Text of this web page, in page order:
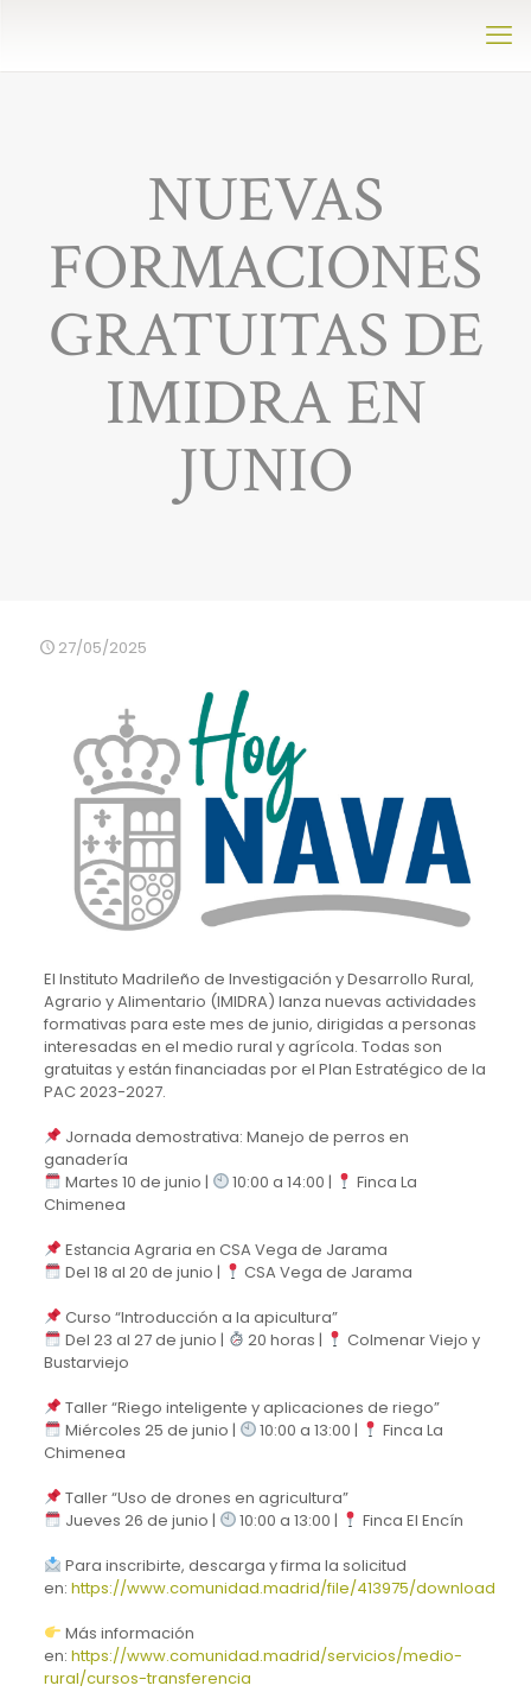
NUEVAS
FORMACIONES
GRATUITAS DE
IMIDRA EN
JUNIO
27/05/2025
El Instituto Madrileño de Investigación y Desarrollo Rural,
Agrario y Alimentario (IMIDRA) lanza nuevas actividades
formativas para este mes de junio, dirigidas a personas
interesadas en el medio rural y agrícola. Todas son
gratuitas y están financiadas por el Plan Estratégico de la
PAC 2023-2027.
Jornada demostrativa: Manejo de perros en
ganadería
Martes 10 de junio |
10:00 a 14:00 |
Finca La
Chimenea
Estancia Agraria en CSA Vega de Jarama
Del 18 al 20 de junio |
CSA Vega de Jarama
Curso “Introducción a la apicultura”
Del 23 al 27 de junio |
20 horas |
Colmenar Viejo y
Bustarviejo
Taller “Riego inteligente y aplicaciones de riego”
Miércoles 25 de junio |
10:00 a 13:00 |
Finca La
Chimenea
Taller “Uso de drones en agricultura”
Jueves 26 de junio |
10:00 a 13:00 |
Finca El Encín
Para inscribirte, descarga y firma la solicitud
en: https://www.comunidad.madrid/file/413975/download
Más información
en: https://www.comunidad.madrid/servicios/medio-
rural/cursos-transferencia